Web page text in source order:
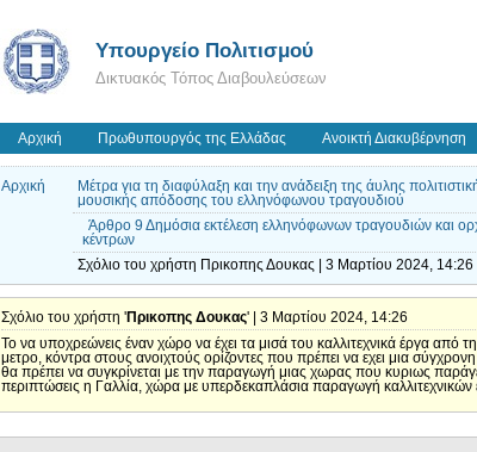
Υπουργείο Πολιτισμού
Δικτυακός Τόπος Διαβουλεύσεων
Αρχική Πρωθυπουργός της Ελλάδας Ανοικτή Διακυβέρνηση
Αρχική
Μέτρα για τη διαφύλαξη και την ανάδειξη της άυλης
μουσικής απόδοσης του ελληνόφωνου τραγουδιού
Άρθρο 9 Δημόσια εκτέλεση ελληνόφωνων τραγουδιών και
κέντρων
Σχόλιο του χρήστη Πρικοπης Δουκας | 3 Μαρτίου 2024, 14:26
Σχόλιο του χρήστη 'Πρικοπης Δουκας' | 3 Μαρτίου 2024, 14:26
Το να υποχρεώνεις έναν χώρο να έχει τα μισά του καλλιτεχνικά έργα από
μετρο, κόντρα στους ανοιχτούς ορίζοντες που πρέπει να εχει μια
θα πρέπει να συγκρίνεται με την παραγωγή μιας χωρας που κυριως
περιπτώσεις η Γαλλία, χώρα με υπερδεκαπλάσια παραγωγή